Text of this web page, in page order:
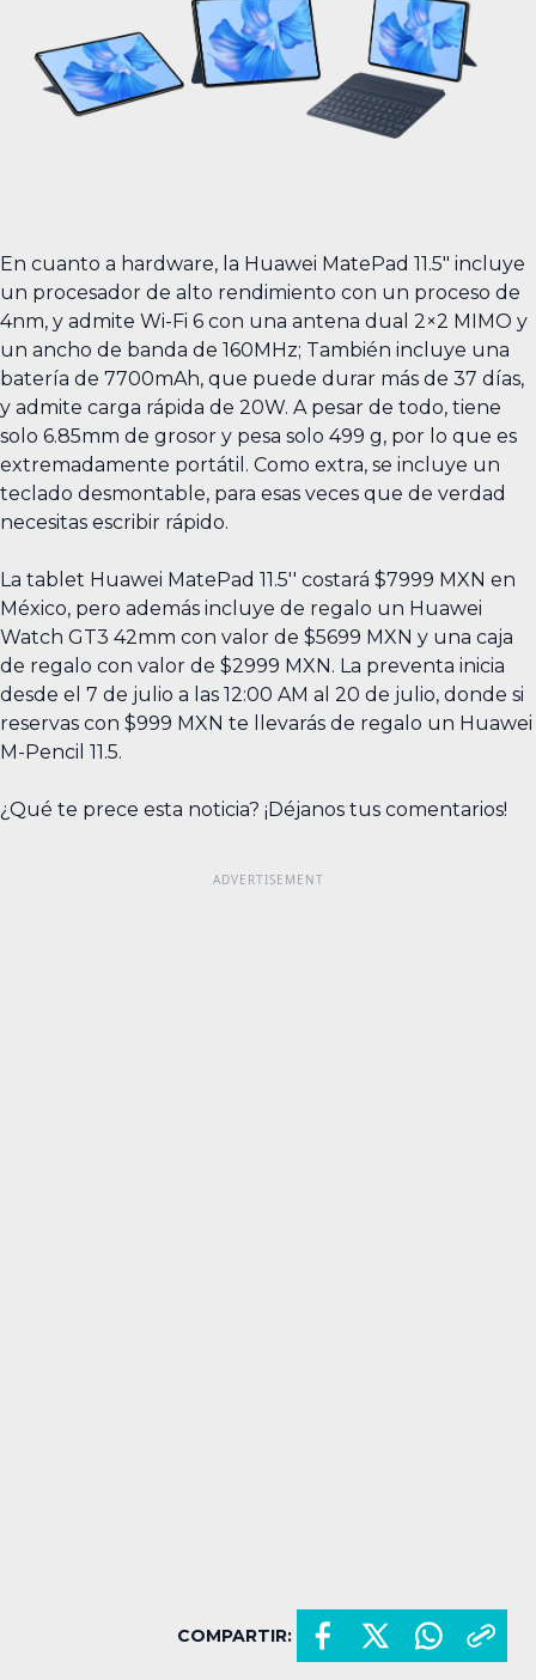
En cuanto a hardware, la Huawei MatePad 11.5" incluye
un procesador de alto rendimiento con un proceso de
4nm, y admite Wi-Fi 6 con una antena dual 2×2 MIMO y
un ancho de banda de 160MHz; También incluye una
batería de 7700mAh, que puede durar más de 37 días,
y admite carga rápida de 20W. A pesar de todo, tiene
solo 6.85mm de grosor y pesa solo 499 g, por lo que es
extremadamente portátil. Como extra, se incluye un
teclado desmontable, para esas veces que de verdad
necesitas escribir rápido.
La tablet Huawei MatePad 11.5'' costará $7999 MXN en
México, pero además incluye de regalo un Huawei
Watch GT3 42mm con valor de $5699 MXN y una caja
de regalo con valor de $2999 MXN. La preventa inicia
desde el 7 de julio a las 12:00 AM al 20 de julio, donde si
reservas con $999 MXN te llevarás de regalo un Huawei
M-Pencil 11.5.
¿Qué te prece esta noticia? ¡Déjanos tus comentarios!
COMPARTIR: